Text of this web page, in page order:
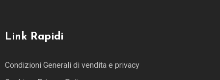
Link Rapidi
Condizioni Generali di vendita e privacy